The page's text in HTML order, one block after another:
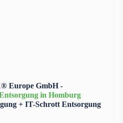
Europe GmbH -
in Homburg
+ IT-Schrott Entsorgung